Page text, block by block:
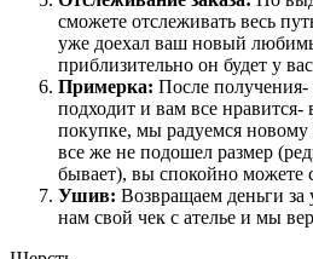
сможете отслеживать весь
уже доехал ваш новый
приблизительно он будет у вас
Примерка: После
подходит и вам все нравится-
покупке, мы радуемся новому
все же не подошел размер
бывает), вы спокойно можете
Ушив: Возвращаем деньги
нам свой чек с ателье и мы